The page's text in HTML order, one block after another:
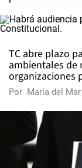
TC abre plazo
ambientales de
organizaciones
Por María del